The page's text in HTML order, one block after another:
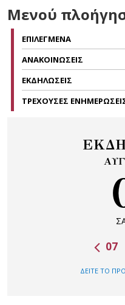
Μενού
ΕΠΙΛΕΓΜΕΝΑ
ΑΝΑΚΟΙΝΩΣΕΙΣ
ΕΚΔΗΛΩΣΕΙΣ
ΤΡΕΧΟΥΣΕΣ
07
ΔΕΙΤΕ ΤΟ